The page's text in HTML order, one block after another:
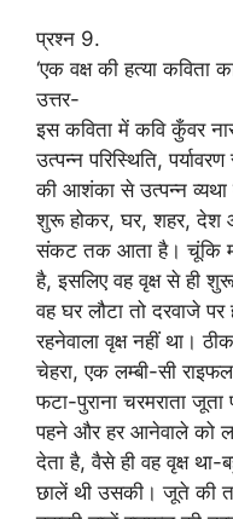
प्रश्न 9.
‘एक वक्ष की हत्या कविता
उत्तर-
इस कविता में कवि कुँवर
उत्पन्न परिस्थिति,
की आशंका से उत्पन्न
शुरू होकर, घर, शहर, देश
संकट तक आता है। चूंकि
है, इसलिए वह वृक्ष से ही
वह घर लौटा तो दरवाजे
रहनेवाला वृक्ष नहीं था।
चेहरा, एक लम्बी-सी
फटा-पुराना चरमराता
पहने और हर आनेवाले को
देता है, वैसे ही वह वृक्ष
छालें थी उसकी। जूते की